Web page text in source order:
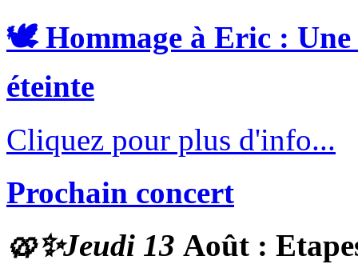
🕊️ Hommage à Eric : Une
éteinte
Cliquez pour plus d'info...
Prochain concert
🥨✨Jeudi 13 Août :